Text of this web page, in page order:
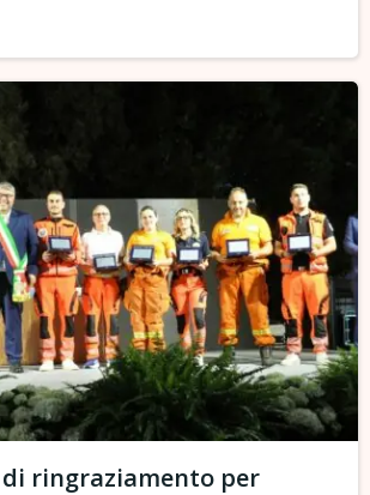
ringraziamento per